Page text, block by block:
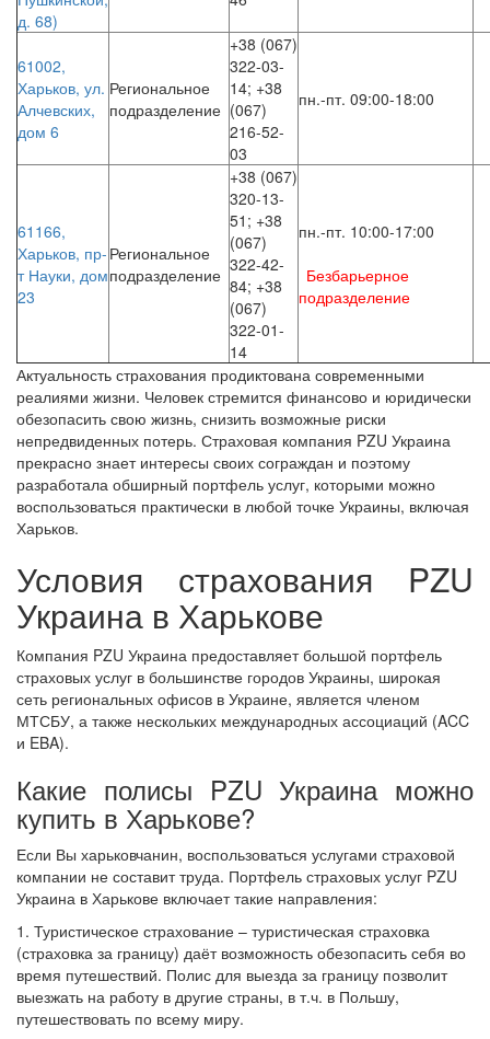
телефонів
режиму
роботи
скористайтеся
таблицею
сторінці.
д. 68)
61002,
Харьков, ул.
Алчевских,
дом 6
Региональное
подразделение
+38 (067)
322-03-
14; +38
(067)
216-52-
03
пн.-пт. 09:00-18:00
61166,
Харьков, пр-
т Науки, дом
23
Региональное
подразделение
+38 (067)
320-13-
51; +38
(067)
322-42-
84; +38
(067)
322-01-
14
пн.-пт. 10:00-17:00
Безбарьерное
подразделение
Актуальность страхования продиктована современными
реалиями жизни. Человек стремится финансово и юридически
обезопасить свою жизнь, снизить возможные риски
непредвиденных потерь. Страховая компания PZU Украина
прекрасно знает интересы своих сограждан и поэтому
разработала обширный портфель услуг, которыми можно
воспользоваться практически в любой точке Украины, включая
Харьков.
Условия страхования PZU
Украина в Харькове
Компания PZU Украина предоставляет большой портфель
страховых услуг в большинстве городов Украины, широкая
сеть региональных офисов в Украине, является членом
МТСБУ, а также нескольких международных ассоциаций (ACC
и EBA).
Какие полисы PZU Украина можно
купить в Харькове?
Если Вы харьковчанин, воспользоваться услугами страховой
компании не составит труда. Портфель страховых услуг PZU
Украина в Харькове включает такие направления:
1. Туристическое страхование – туристическая страховка
(страховка за границу) даёт возможность обезопасить себя во
время путешествий. Полис для выезда за границу позволит
выезжать на работу в другие страны, в т.ч. в Польшу,
путешествовать по всему миру.